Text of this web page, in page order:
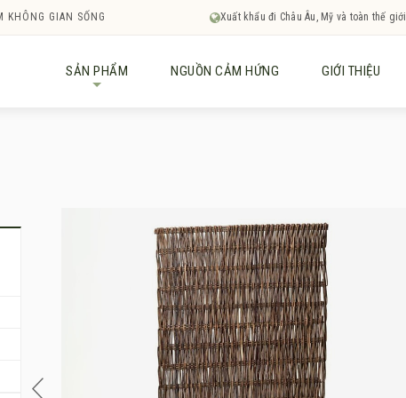
GIAN SỐNG Xuất khẩu đi Châu Âu, Mỹ và toàn thế giới
SẢN PHẨM NGUỒN CẢM HỨNG GIỚI THIỆU